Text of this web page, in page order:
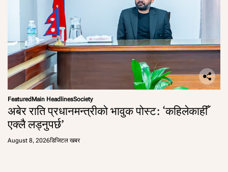
Featured Main HeadlinesSociety
अबेर राति प्रधानमन्त्रीको भावुक पोस्ट: ‘कहिलेकाहीँ
एक्लै लड्नुपर्छ’
August 8, 2026डिजिटल खबर